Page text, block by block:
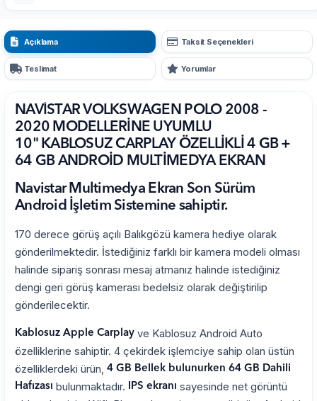
Açıklama Taksit Seçenekleri
Teslimat Yorumlar
NAVİSTAR VOLKSWAGEN POLO 2008 -
2020 MODELLERİNE UYUMLU
10" KABLOSUZ CARPLAY ÖZELLİKLİ 4 GB +
64 GB ANDROİD MULTİMEDYA EKRAN
Navistar Multimedya Ekran Son Sürüm
Android İşletim Sistemine sahiptir.
170 derece görüş açılı Balıkgözü kamera hediye olarak
gönderilmektedir. İstediğiniz farklı bir kamera modeli olması
halinde sipariş sonrası mesaj atmanız halinde istediğiniz
dengi geri görüş kamerası bedelsiz olarak değiştirilip
gönderilecektir.
Kablosuz Apple Carplay ve Kablosuz Android Auto
özelliklerine sahiptir. 4 çekirdek işlemciye sahip olan üstün
özelliklerdeki ürün, 4 GB Bellek bulunurken 64 GB Dahili
Hafızası bulunmaktadır. IPS ekranı sayesinde net görüntü